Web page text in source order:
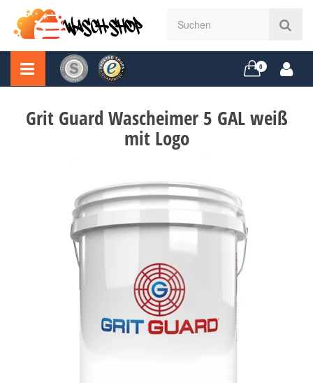
0
Grit Guard Wascheimer 5 GAL weiß
mit Logo